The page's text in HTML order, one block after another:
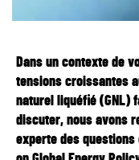
Dans un contexte de
tensions croissantes
naturel liquéfié (GNL)
discuter, nous avons
experte des questions